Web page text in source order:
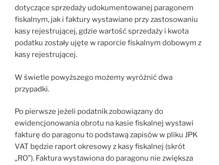
dotyczące sprzedaży udokumentowanej paragonem
fiskalnym, jak i faktury wystawiane przy zastosowaniu
kasy rejestrującej, gdzie wartość sprzedaży i kwota
podatku zostały ujęte w raporcie fiskalnym dobowym z
kasy rejestrującej.
W świetle powyższego możemy wyróżnić dwa
przypadki.
Po pierwsze jeżeli podatnik zobowiązany do
ewidencjonowania obrotu na kasie fiskalnej wystawi
fakturę do paragonu to podstawą zapisów w pliku JPK
VAT będzie raport okresowy z kasy fiskalnej (skrót
„RO”). Faktura wystawiona do paragonu nie zwiększa